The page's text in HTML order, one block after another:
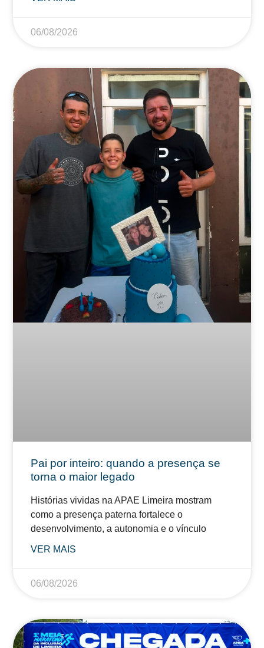
06/08/2026
Pai por inteiro: quando a presença se
torna o maior legado
Histórias vividas na APAE Limeira mostram
como a presença paterna fortalece o
desenvolvimento, a autonomia e o vínculo
VER MAIS
06/08/2026